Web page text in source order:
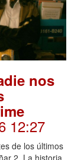
nos
12:27
de los últimos